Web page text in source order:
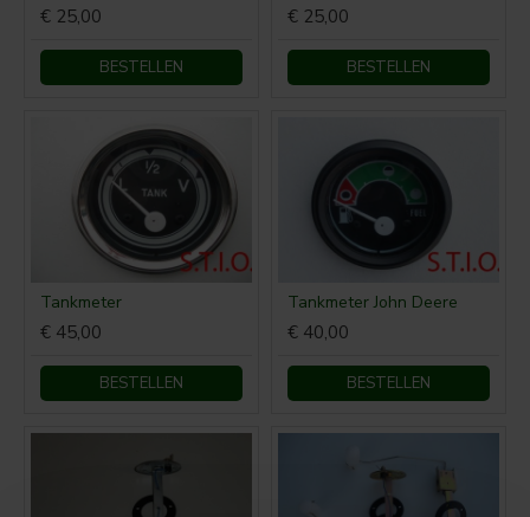
€ 25,00
BESTELLEN
€ 25,00
BESTELLEN
Tankmeter
€ 45,00
BESTELLEN
Tankmeter John Deere
€ 40,00
BESTELLEN